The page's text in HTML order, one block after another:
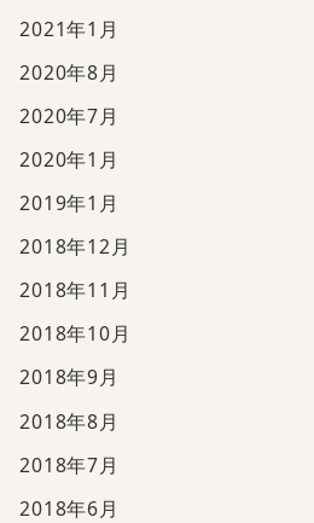
2021年1月
2020年8月
2020年7月
2020年1月
2019年1月
2018年12月
2018年11月
2018年10月
2018年9月
2018年8月
2018年7月
2018年6月